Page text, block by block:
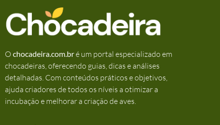
O chocadeira.com.bré um portal especializado em
chocadeiras, oferecendo guias, dicas e análises
detalhadas. Com conteúdos práticos e objetivos,
ajuda criadores de todos os níveis a otimizar a
incubação e melhorar a criação de aves.